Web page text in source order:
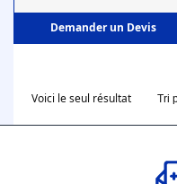
Demander un Devis
Voici le seul résultat